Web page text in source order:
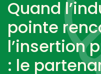
Quand
pointe
l’insertion
: le